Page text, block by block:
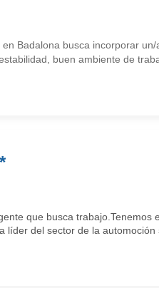
Badalona busca incorporar un/
buen ambiente de
que busca trabajo.Tenemos
líder del sector de la automoción